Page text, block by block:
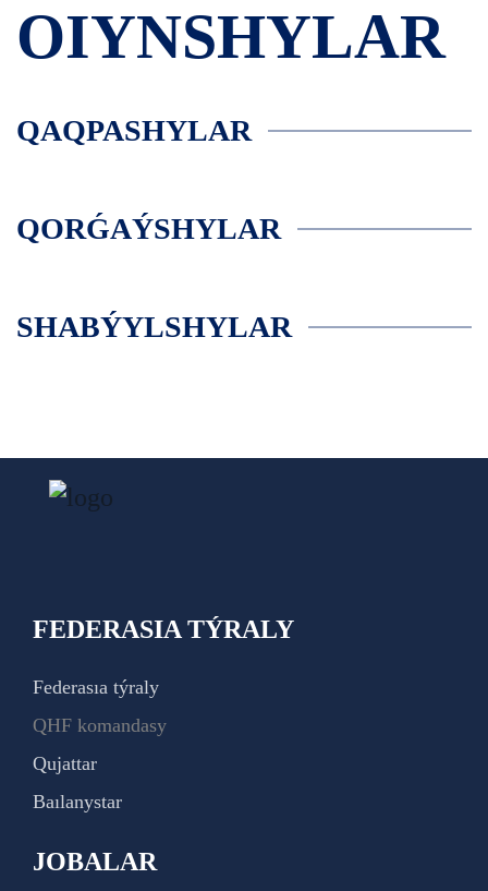
OIYNSHYLAR
QAQPASHYLAR
QORǴAÝSHYLAR
SHABÝYLSHYLAR
FEDERASIA TÝRALY
Federasıa týraly
QHF komandasy
Qujattar
Baılanystar
JOBALAR